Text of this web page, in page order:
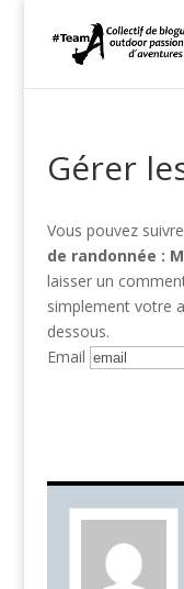
Gérer
Vous pouvez
de randonnée :
laisser un
simplement votre
dessous.
Email